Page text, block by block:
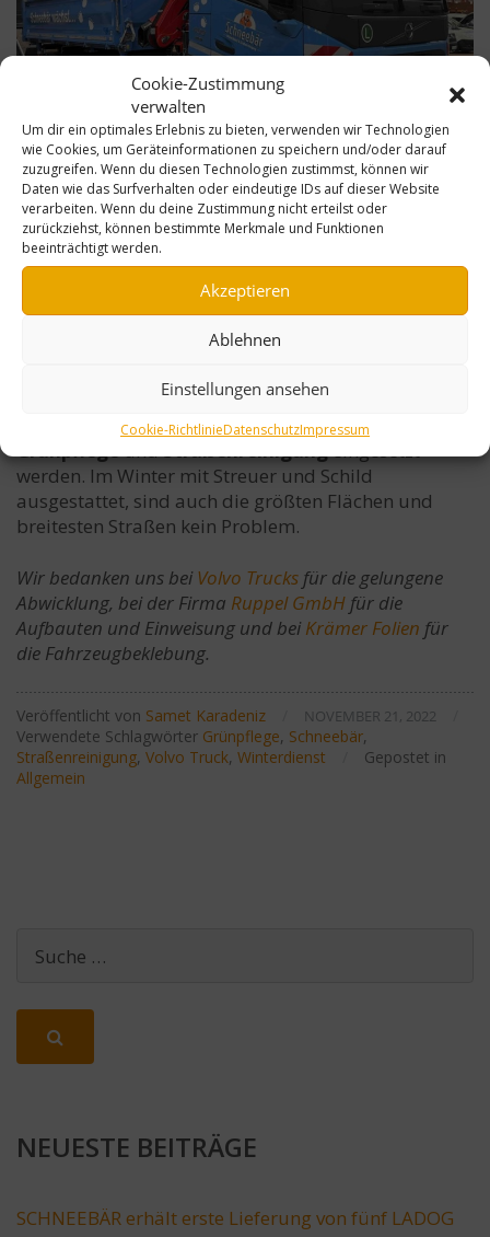
Cookie-Zustimmung
verwalten
Um dir ein optimales Erlebnis zu bieten, verwenden wir Technologien
wie Cookies, um Geräteinformationen zu speichern und/oder darauf
zuzugreifen. Wenn du diesen Technologien zustimmst, können wir
Daten wie das Surfverhalten oder eindeutige IDs auf dieser Website
verarbeiten. Wenn du deine Zustimmung nicht erteilst oder
zurückziehst, können bestimmte Merkmale und Funktionen
beeinträchtigt werden.
Akzeptieren
Ablehnen
Einstellungen ansehen
Cookie-RichtlinieDatenschutzImpressum
SCHNEEBÄR wächst…
Pünktlich zum Saisonbeginn wächst die Flotte
des SCHNEEBÄR.
großen Aufgaben zuständig. Mit Ladekran und
Dreiseitenkipper kann er ganzjährig fürdie
GrünpflegeundStraßenreinigungeingesetzt
werden. Im Winter mit Streuer und Schild
ausgestattet, sind auch die größten Flächen und
breitesten Straßen kein Problem.
Wir bedanken uns bei Volvo Trucks für die gelungene
Abwicklung, bei der Firma Ruppel GmbH für die
Aufbauten und Einweisung und bei Krämer Folien für
die Fahrzeugbeklebung.
Veröffentlicht von Samet Karadeniz NOVEMBER 21, 2022
Verwendete Schlagwörter Grünpflege, Schneebär,
Straßenreinigung, Volvo Truck, Winterdienst
Gepostet in
Allgemein
NEUESTE BEITRÄGE
SCHNEEBÄR erhält erste Lieferung von fünf LADOG